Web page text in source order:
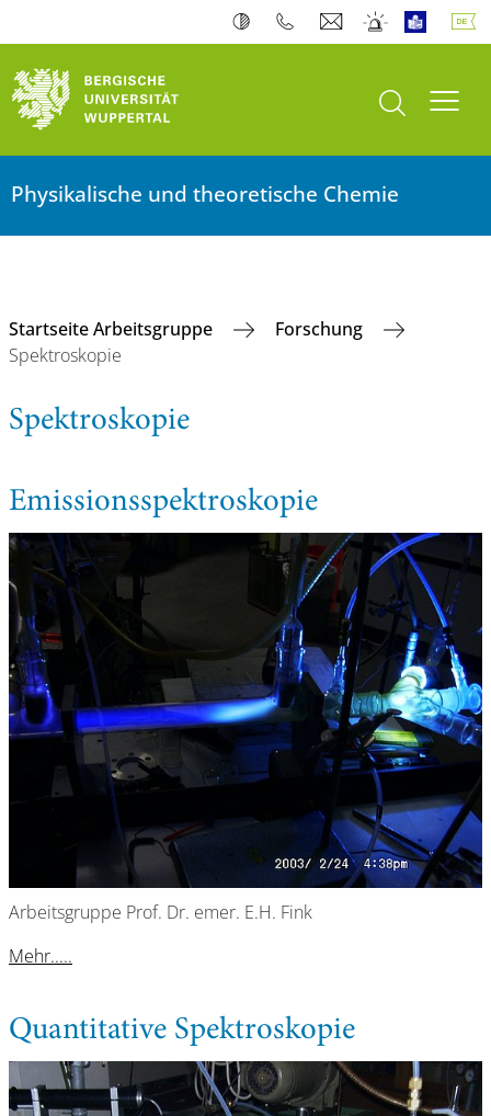
Suche öffnen
Physikalische und theoretische Chemie
Startseite Arbeitsgruppe
Forschung
Spektroskopie
Spektroskopie
Emissionsspektroskopie
Arbeitsgruppe Prof. Dr. emer. E.H. Fink
Mehr.....
Quantitative Spektroskopie